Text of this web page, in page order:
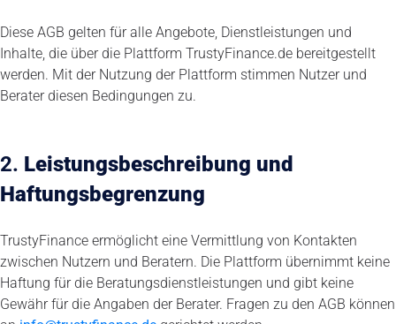
Diese AGB gelten für alle Angebote, Dienstleistungen und
Inhalte, die über die Plattform TrustyFinance.de bereitgestellt
werden. Mit der Nutzung der Plattform stimmen Nutzer und
Berater diesen Bedingungen zu.
2. Leistungsbeschreibung und
Haftungsbegrenzung
TrustyFinance ermöglicht eine Vermittlung von Kontakten
zwischen Nutzern und Beratern. Die Plattform übernimmt keine
Haftung für die Beratungsdienstleistungen und gibt keine
Gewähr für die Angaben der Berater. Fragen zu den AGB können